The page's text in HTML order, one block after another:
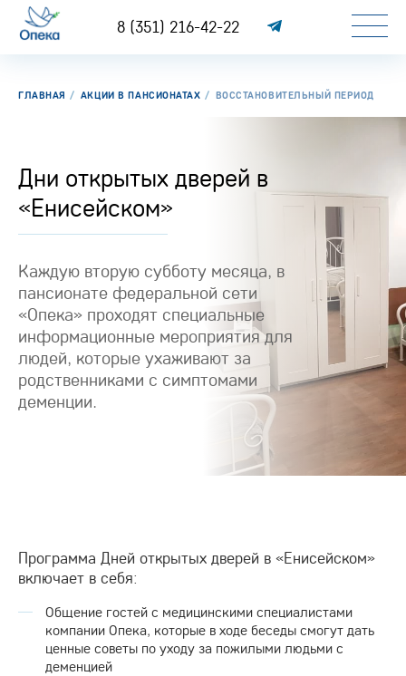
8 (351) 216-42-22
ГЛАВНАЯ АКЦИИ В ПАНСИОНАТАХ ВОССТАНОВИТЕЛЬНЫЙ ПЕРИОД
Дни открытых дверей в
«Енисейском»
Каждую вторую субботу месяца, в
пансионате федеральной сети
«Опека» проходят специальные
информационные мероприятия для
людей, которые ухаживают за
родственниками с симптомами
деменции.
Программа Дней открытых дверей в «Енисейском»
включает в себя:
Общение гостей с медицинскими специалистами
компании Опека, которые в ходе беседы смогут дать
ценные советы по уходу за пожилыми людьми с
деменцией